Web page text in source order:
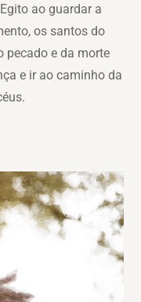
ao guardar a
os santos do
pecado e da morte
e ir ao caminho da